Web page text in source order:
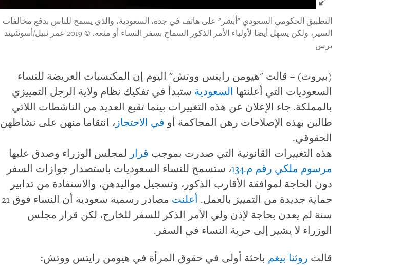
التطبيق الحكومي السعودي "أبشر" على هاتف في جدة، السعودية، والذي يسمح للناس بدفع مخالفات
السير، ولكن يسهل أيضا لأولياء الأمر الذكور السماح بسفر النساء أو منعه.
© 2019 عمر نبيل/أسوشيتد
برس
(بيروت) – قالت "هيومن رايتس ووتش" اليوم إن المكتسبات العريضة للنساء
السعوديات التي أعلنتها السعودية ستبدأ في تفكيك نظام ولاية الرجل التمييزي
بالمملكة. جاء الإعلان عن هذه التغييرات بينما تقبع العديد من الناشطات اللاتي
طالبن بهذه الإصلاحات رهن المحاكمة أو في الاحتجاز ، انتقاما منهن على نشاطهن
الحقوقي.
هذه التغييرات القانونية التي صدرت بموجب قرار لمجلس الوزراء وصدق عليها
مرسوم ملكي رقم م.134
، ستسمح للنساء السعوديات باستصدار جوازات السفر
دون الحاجة لموافقة الأقارب الذكور، وتسجيل مواليدهن، والاستفادة من تدابير
حماية جديدة من التمييز بالعمل. أعلنت
مصادر رسمية سعودية أن النساء فوق 21
سنة لم يعدن بحاجة لإذن ولي الأمر الذكر للسفر للخارج، لكن قرار مجلس
الوزراء لا يشير إلى حرية النساء في السفر.
قالت روثنا بيغم باحثة أولى في حقوق المرأة في هيومن رايتس ووتش: